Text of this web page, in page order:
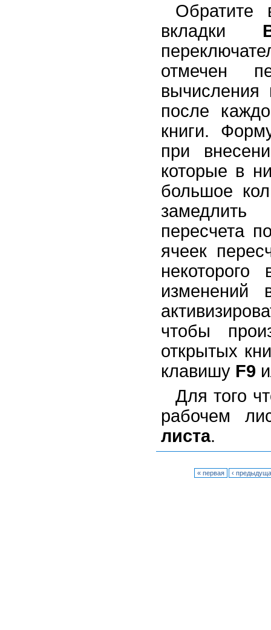
вкладки
отмечен
вычисления
после
книги.
при
которые в
большое
замедлить
пересчета
ячеек
изменений
чтобы
открытых
клавишу F9
Для того
рабочем
листа.
« первая ‹